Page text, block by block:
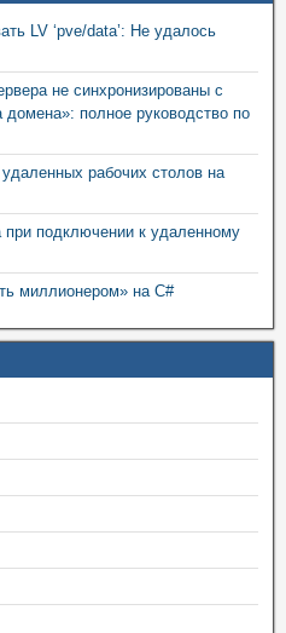
LV ‘pve/data’: Не удалось
не синхронизированы с
домена»: полное руководство по
рабочих столов на
подключении к удаленному
миллионером» на C#